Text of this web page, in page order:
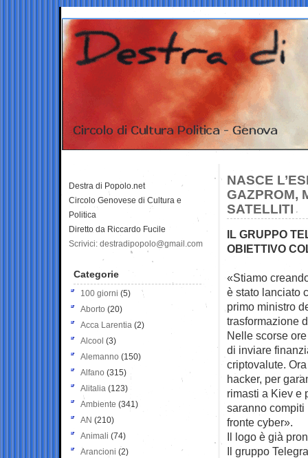
NASCE
GAZPROM,
SATELLITI
IL GRUPPO
OBIETTIVO
«Stiamo
è stato lanciato
primo ministro
trasformazione
Nelle scorse
di inviare
criptovalute.
hacker, per
rimasti a Kiev e
saranno compiti
fronte cyber».
Il logo è già
Il gruppo
Destra di Popolo.net
Circolo Genovese di Cultura e
Politica
Diretto da Riccardo Fucile
Scrivici: destradipopolo@gmail.com
Categorie
100 giorni (5)
Aborto (20)
Acca Larentia (2)
Alcool (3)
Alemanno (150)
Alfano (315)
Alitalia (123)
Ambiente (341)
AN (210)
Animali (74)
Arancioni (2)